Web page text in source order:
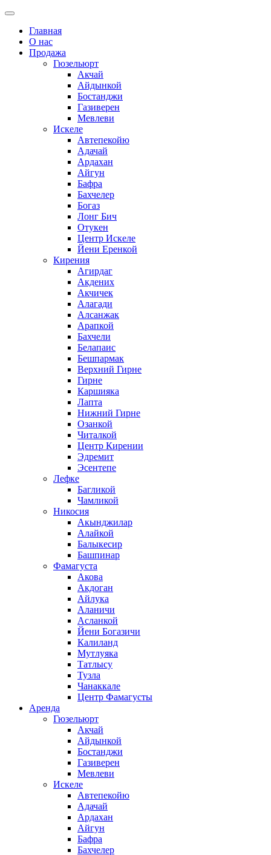
Главная
О нас
Продажа
Гюзельюрт
Акчай
Айдынкой
Бостанджи
Газиверен
Мевлеви
Искеле
Автепекойю
Адачай
Ардахан
Айгун
Бафра
Бахчелер
Богаз
Лонг Бич
Отукен
Центр Искеле
Йени Еренкой
Кирения
Агирдаг
Акдених
Акчичек
Алагади
Алсанжак
Арапкой
Бахчели
Белапаис
Бешпармак
Верхний Гирне
Гирне
Каршияка
Лапта
Нижний Гирне
Озанкой
Читалкой
Центр Кирении
Эдремит
Эсентепе
Лефке
Багликой
Чамликой
Никосия
Акынджилар
Алайкой
Балыкесир
Башпинар
Фамагуста
Акова
Акдоган
Айлука
Аланичи
Асланкой
Йени Богазичи
Калиланд
Мутлуяка
Татлысу
Тузла
Чанаккале
Центр Фамагусты
Аренда
Гюзельюрт
Акчай
Айдынкой
Бостанджи
Газиверен
Мевлеви
Искеле
Автепекойю
Адачай
Ардахан
Айгун
Бафра
Бахчелер